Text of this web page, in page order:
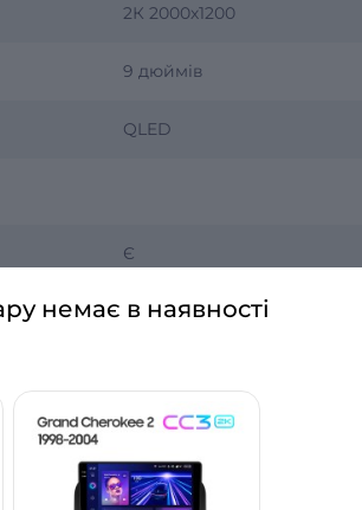
2К 2000х1200
9 дюймів
QLED
Є
Є
Є
немає в наявності